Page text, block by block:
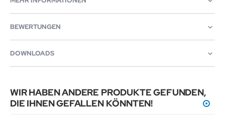
BEWERTUNGEN
DOWNLOADS
WIR HABEN ANDERE PRODUKTE GEFUNDEN,
DIE IHNEN GEFALLEN KÖNNTEN!